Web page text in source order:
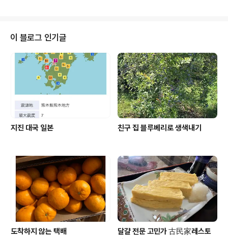
따라 하나 둘 늘기 시작했다어제는 날씨 때문에 한적했던
바닷가가 꽤 북적거리기 시작했다바닷가 아침 산책을 마치
고차바기 문을 활짝 열어제치고 커피 한잔에 책을 읽으며
여유로운 오전 시간을 즐겼다 나의 차박 여행 스타일은 여
기저기 관광을 다니는게 아니라 제일 가고 싶은 곳 한 군데
정도 돌아 보고는 경치 좋은 곳에 머물며 여유로운 ..
이 블로그 인기글
지진 대국 일본 친구 집 블루베리로 생색내기
도착하지 않는 택배
달걀 전문 고민가 古民家레스토